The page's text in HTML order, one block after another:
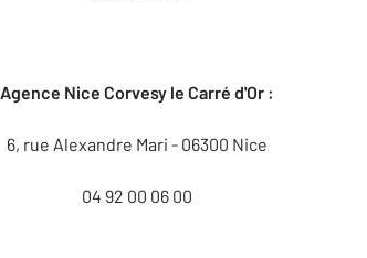
Agence Nice Corvesy le Carré d'Or :
6, rue Alexandre Mari - 06300 Nice
04 92 00 06 00